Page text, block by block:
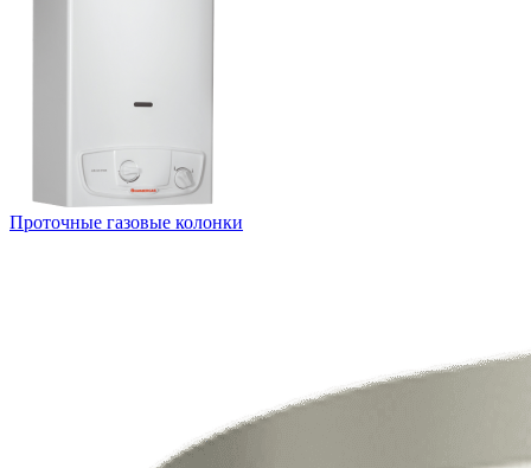
Проточные газовые колонки